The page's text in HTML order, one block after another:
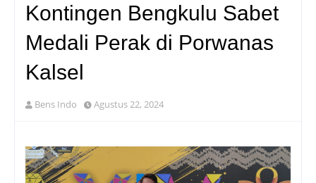
Kontingen Bengkulu Sabet
Medali Perak di Porwanas
Kalsel
Bens Indo Agustus 22, 2024